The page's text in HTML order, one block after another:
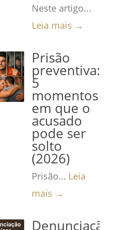
Neste artigo...
Leia mais →
Prisão
preventiva:
5
momentos
em que o
acusado
pode ser
solto
(2026)
Prisão... Leia
mais →
Denunciação